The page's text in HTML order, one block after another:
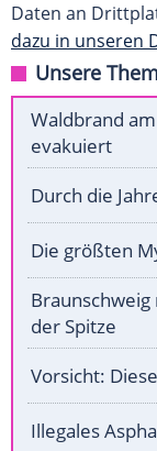
Daten an
dazu in unseren
Unsere
Waldbrand
evakuiert
Durch die
Die größten
Braunschweig
der Spitze
Vorsicht:
Illegales